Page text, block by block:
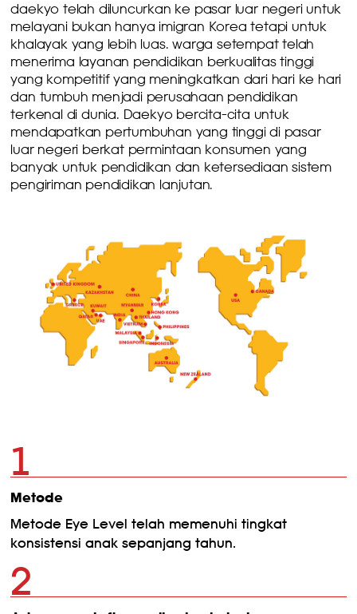
daekyo telah diluncurkan ke pasar luar negeri untuk
melayani bukan hanya imigran Korea tetapi untuk
khalayak yang lebih luas. warga setempat telah
menerima layanan pendidikan berkualitas tinggi
yang kompetitif yang meningkatkan dari hari ke hari
dan tumbuh menjadi perusahaan pendidikan
terkenal di dunia. Daekyo bercita-cita untuk
mendapatkan pertumbuhan yang tinggi di pasar
luar negeri berkat permintaan konsumen yang
banyak untuk pendidikan dan ketersediaan sistem
pengiriman pendidikan lanjutan.
1
Metode
Metode Eye Level telah memenuhi tingkat
konsistensi anak sepanjang tahun.
2